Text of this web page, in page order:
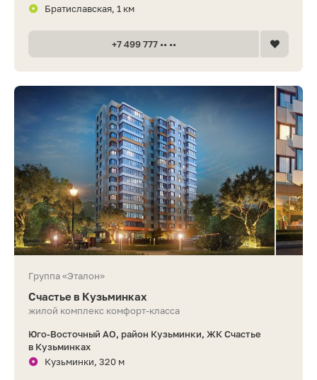
Братиславская, 1 км
+7 499 777 •• ••
Группа «Эталон»
Счастье в Кузьминках
жилой комплекс комфорт-класса
Юго-Восточный АО, район Кузьминки, ЖК Счастье
в Кузьминках
Кузьминки, 320 м